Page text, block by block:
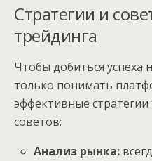
Стратегии и
трейдинга
Чтобы добиться успеха
только понимать
эффективные
советов:
Анализ рынка: